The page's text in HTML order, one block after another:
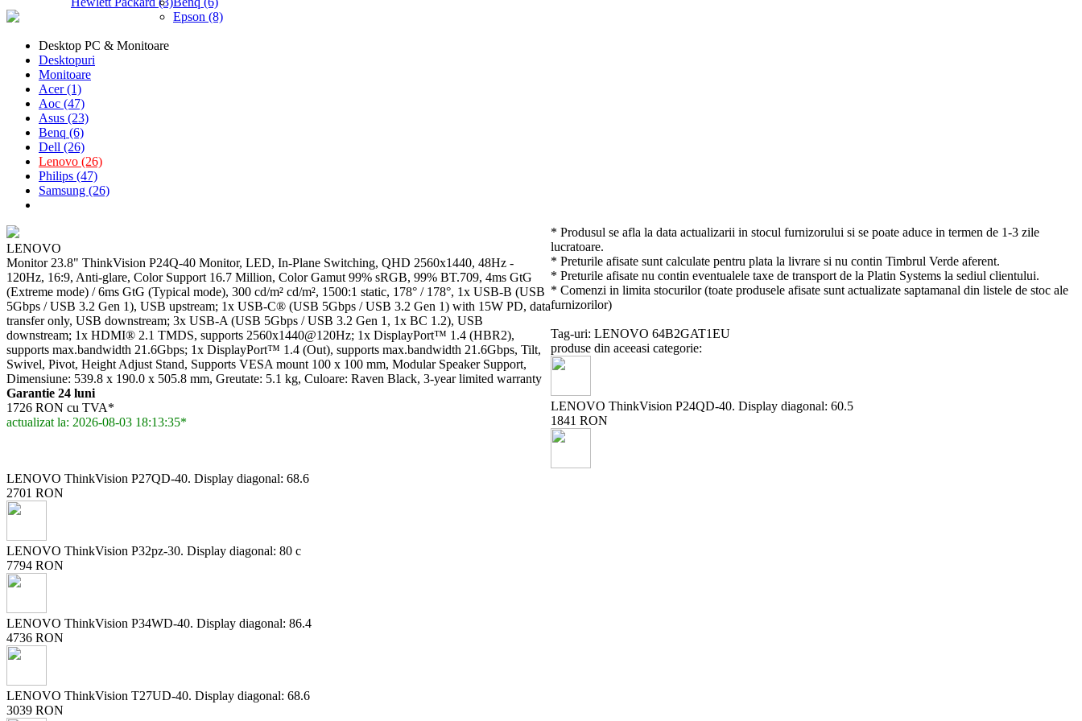
Epson (8)
Desktop PC & Monitoare
Desktopuri
Monitoare
Acer (1)
Aoc (47)
Asus (23)
Benq (6)
Dell (26)
Lenovo (26)
Philips (47)
Samsung (26)
LENOVO
Monitor 23.8" ThinkVision P24Q-40 Monitor, LED, In-Plane Switching, QHD 2560x1440, 48Hz -
120Hz, 16:9, Anti-glare, Color Support 16.7 Million, Color Gamut 99% sRGB, 99% BT.709, 4ms GtG
(Extreme mode) / 6ms GtG (Typical mode), 300 cd/m² cd/m², 1500:1 static, 178° / 178°, 1x USB-B (USB
5Gbps / USB 3.2 Gen 1), USB upstream; 1x USB-C® (USB 5Gbps / USB 3.2 Gen 1) with 15W PD, data
transfer only, USB downstream; 3x USB-A (USB 5Gbps / USB 3.2 Gen 1, 1x BC 1.2), USB
downstream; 1x HDMI® 2.1 TMDS, supports 2560x1440@120Hz; 1x DisplayPort™ 1.4 (HBR2),
supports max.bandwidth 21.6Gbps; 1x DisplayPort™ 1.4 (Out), supports max.bandwidth 21.6Gbps, Tilt,
Swivel, Pivot, Height Adjust Stand, Supports VESA mount 100 x 100 mm, Modular Speaker Support,
Dimensiune: 539.8 x 190.0 x 505.8 mm, Greutate: 5.1 kg, Culoare: Raven Black, 3-year limited warranty
Garantie 24 luni
1726 RON cu TVA*
actualizat la: 2026-08-03 18:13:35*
* Produsul se afla la data actualizarii in stocul furnizorului si se poate aduce in termen de 1-3 zile
lucratoare.
* Preturile afisate sunt calculate pentru plata la livrare si nu contin Timbrul Verde aferent.
* Preturile afisate nu contin eventualele taxe de transport de la Platin Systems la sediul clientului.
* Comenzi in limita stocurilor (toate produsele afisate sunt actualizate saptamanal din listele de stoc ale
furnizorilor)
Tag-uri: LENOVO 64B2GAT1EU
produse din aceeasi categorie:
LENOVO ThinkVision P24QD-40. Display diagonal: 60.5
1841 RON
LENOVO ThinkVision P27QD-40. Display diagonal: 68.6
2701 RON
LENOVO ThinkVision P32pz-30. Display diagonal: 80 c
7794 RON
LENOVO ThinkVision P34WD-40. Display diagonal: 86.4
4736 RON
LENOVO ThinkVision T27UD-40. Display diagonal: 68.6
3039 RON